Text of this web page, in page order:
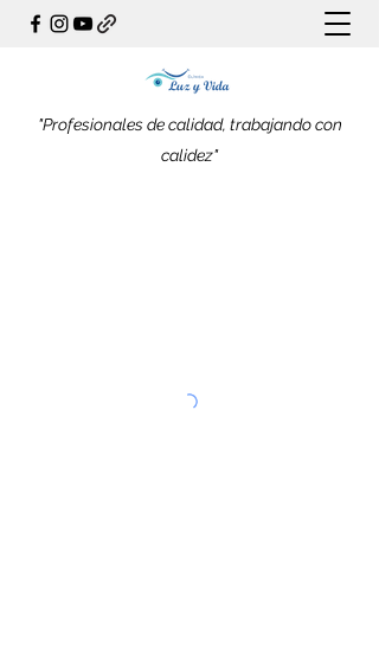
"Profesionales de calidad, trabajando con
calidez"